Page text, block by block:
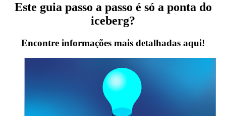
Este guia passo a passo é só a ponta do
iceberg?
Encontre informações mais detalhadas aqui!